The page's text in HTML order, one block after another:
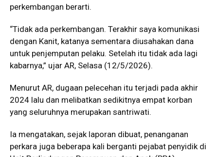
perkembangan berarti.
“Tidak ada perkembangan. Terakhir saya komunikasi
dengan Kanit, katanya sementara diusahakan dana
untuk penjemputan pelaku. Setelah itu tidak ada lagi
kabarnya,” ujar AR, Selasa (12/5/2026).
Menurut AR, dugaan pelecehan itu terjadi pada akhir
2024 lalu dan melibatkan sedikitnya empat korban
yang seluruhnya merupakan santriwati.
Ia mengatakan, sejak laporan dibuat, penanganan
perkara juga beberapa kali berganti pejabat penyidik di